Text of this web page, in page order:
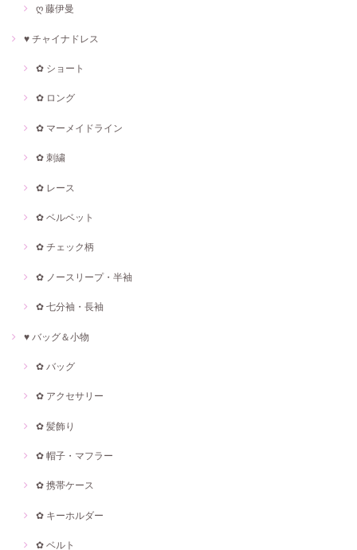
ღ 藤伊曼
♥ チャイナドレス
✿ ショート
✿ ロング
✿ マーメイドライン
✿ 刺繍
✿ レース
✿ ベルベット
✿ チェック柄
✿ ノースリープ・半袖
✿ 七分袖・長袖
♥ バッグ＆小物
✿ バッグ
✿ アクセサリー
✿ 髪飾り
✿ 帽子・マフラー
✿ 携帯ケース
✿ キーホルダー
✿ ベルト